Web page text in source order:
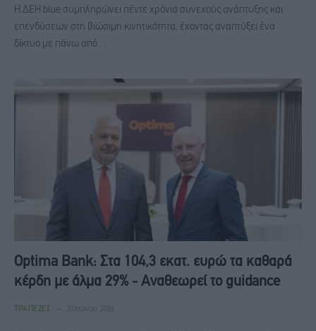
Η ΔΕΗ blue συμπληρώνει πέντε χρόνια συνεχούς ανάπτυξης και
επενδύσεων στη βιώσιμη κινητικότητα, έχοντας αναπτύξει ένα
δίκτυο με πάνω από…
Optima Bank: Στα 104,3 εκατ. ευρώ τα καθαρά
κέρδη με άλμα 29% - Aναθεωρεί το guidance
ΤΡΆΠΕΖΕΣ 30 Ιουλίου, 2026